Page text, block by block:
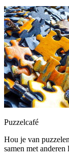
Puzzelcafé
Hou je van
samen met anderen